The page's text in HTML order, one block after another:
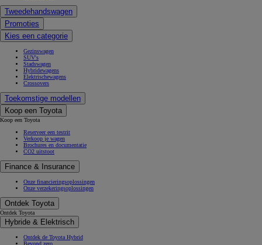
Tweedehandswagen
Promoties
Kies een categorie
Gezinswagen
SUV's
Stadswagen
Hybridewagens
Elektrischewagens
Crossovers
Toekomstige modellen
Koop een Toyota
Koop een Toyota
Reserveer een testrit
Verkoop je wagen
Brochures en documentatie
CO2 uitstoot
Finance & Insurance
Onze financieringsoplossingen
Onze verzekeringsoplossingen
Ontdek Toyota
Ontdek Toyota
Hybride & Elektrisch
Ontdek de Toyota Hybrid
Beyond zero